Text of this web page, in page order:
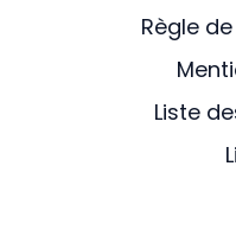
Règle
Liste